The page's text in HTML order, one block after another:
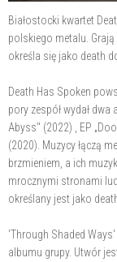
Białostocki kwartet
polskiego metalu.
określa się jako death
Death Has Spoken
pory zespół wydał
Abyss" (2022) , EP
(2020). Muzycy łączą
brzmieniem, a ich
mrocznymi stronami
określany jest jako
'Through Shaded
albumu grupy. Utwór